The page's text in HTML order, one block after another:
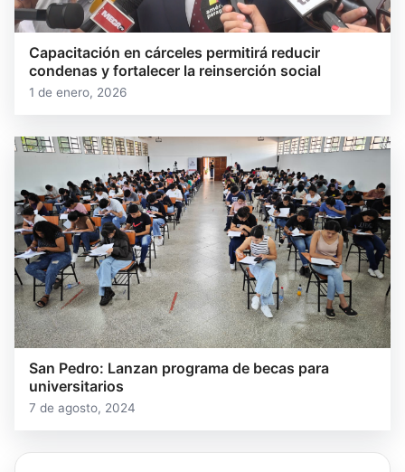
Capacitación en cárceles permitirá reducir
condenas y fortalecer la reinserción social
1 de enero, 2026
San Pedro: Lanzan programa de becas para
universitarios
7 de agosto, 2024